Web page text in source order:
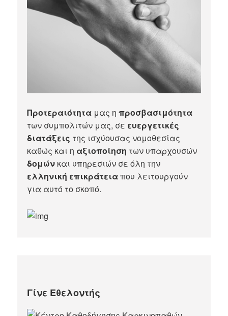
Προτεραιότητα μας ηπροσβασιμότητα
των συμπολιτών μας, σε ευεργετικές
διατάξεις της ισχύουσας νομοθεσίας
καθώς και η αξιοποίηση των υπαρχουσών
δομών και υπηρεσιών σε όλη την
ελληνική επικράτειαπου λειτουργούν
για αυτό το σκοπό.​
Γίνε Εθελοντής